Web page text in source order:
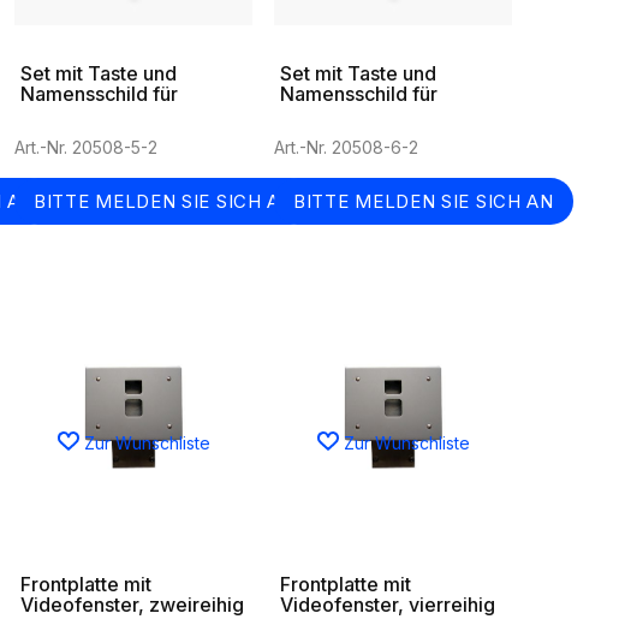
Set mit Taste und
Namensschild für
Torstellen
Art.-Nr. 20508-5-2
BITTE MELDEN SIE SICH AN
Set mit Taste und
Namensschild für
Torstellen
Art.-Nr. 20508-6-2
BITTE MELDEN SIE SICH AN
Zur Wunschliste
Frontplatte mit
Videofenster, zweireihig
Zur Wunschliste
Frontplatte mit
Videofenster, vierreihig